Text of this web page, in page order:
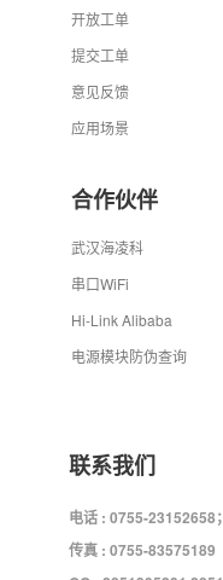
开放工单
提交工单
意见反馈
应用场景
合作伙伴
武汉海凌科
串口WiFi
Hi-Link Alibaba
电源模块防伪查询
联系我们
电话 : 0755-23152658
传真 : 0755-83575189